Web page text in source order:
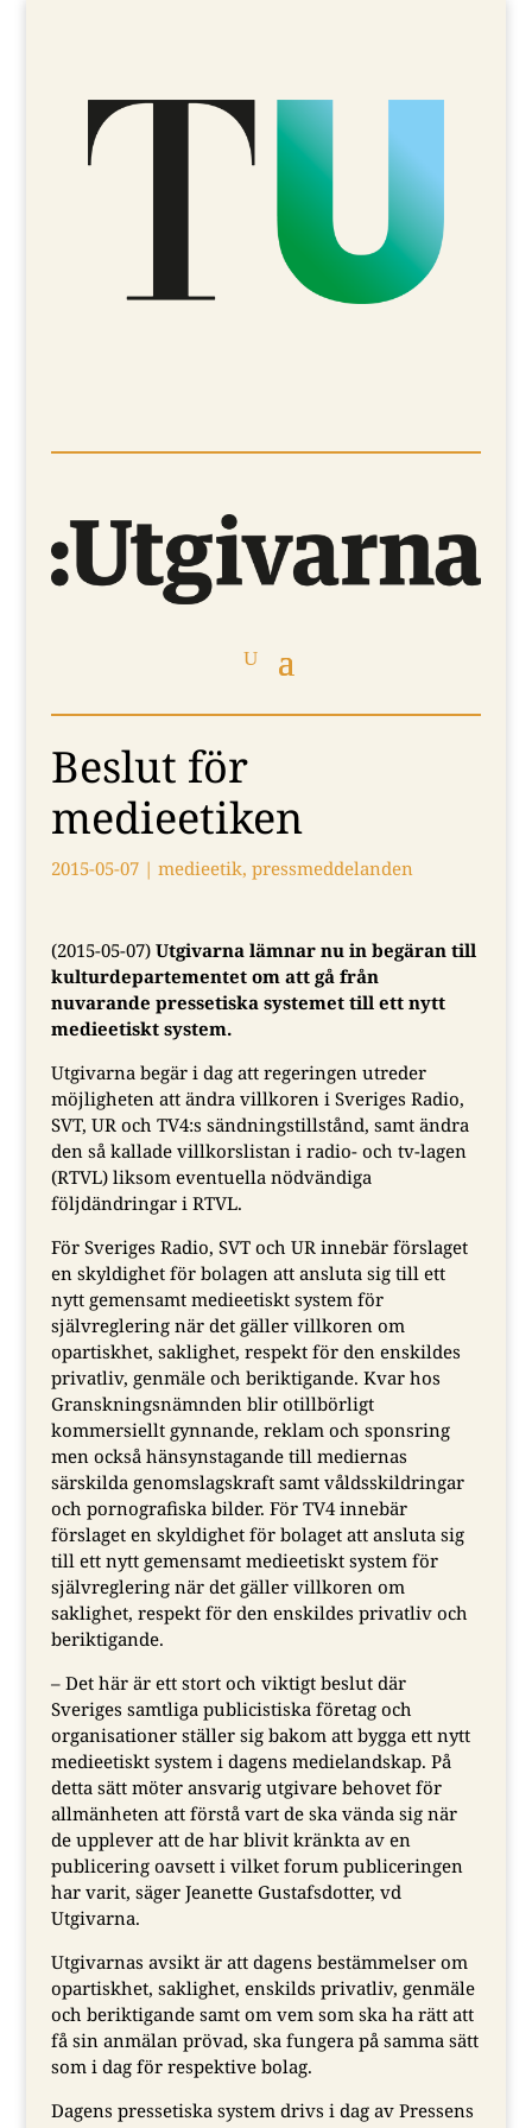
Beslut för
medieetiken
2015-05-07| medieetik, pressmeddelanden
(2015-05-07) Utgivarna lämnar nu in begäran till
kulturdepartementet om att gå från
nuvarande pressetiska systemet till ett nytt
medieetiskt system.
Utgivarna begär i dag att regeringen utreder
möjligheten att ändra villkoren i Sveriges Radio,
SVT, UR och TV4:s sändningstillstånd, samt ändra
den så kallade villkorslistan i radio- och tv-lagen
(RTVL) liksom eventuella nödvändiga
följdändringar i RTVL.
För Sveriges Radio, SVT och UR innebär förslaget
en skyldighet för bolagen att ansluta sig till ett
nytt gemensamt medieetiskt system för
självreglering när det gäller villkoren om
opartiskhet, saklighet, respekt för den enskildes
privatliv, genmäle och beriktigande. Kvar hos
Granskningsnämnden blir otillbörligt
kommersiellt gynnande, reklam och sponsring
men också hänsynstagande till mediernas
särskilda genomslagskraft samt våldsskildringar
och pornografiska bilder. För TV4 innebär
förslaget en skyldighet för bolaget att ansluta sig
till ett nytt gemensamt medieetiskt system för
självreglering när det gäller villkoren om
saklighet, respekt för den enskildes privatliv och
beriktigande.
– Det här är ett stort och viktigt beslut där
Sveriges samtliga publicistiska företag och
organisationer ställer sig bakom att bygga ett nytt
medieetiskt system i dagens medielandskap. På
detta sätt möter ansvarig utgivare behovet för
allmänheten att förstå vart de ska vända sig när
de upplever att de har blivit kränkta av en
publicering oavsett i vilket forum publiceringen
har varit, säger Jeanette Gustafsdotter, vd
Utgivarna.
Utgivarnas avsikt är att dagens bestämmelser om
opartiskhet, saklighet, enskilds privatliv, genmäle
och beriktigande samt om vem som ska ha rätt att
få sin anmälan prövad, ska fungera på samma sätt
som i dag för respektive bolag.
Dagens pressetiska system drivs i dag av Pressens